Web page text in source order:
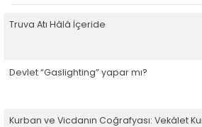
Truva Atı Hâlâ İçeride
Devlet “Gaslighting” yapar mı?
Kurban ve Vicdanın Coğrafyası: Vekâlet